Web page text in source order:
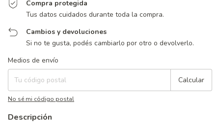
Compra protegida
Tus datos cuidados durante toda la compra.
Cambios y devoluciones
Si no te gusta, podés cambiarlo por otro o devolverlo.
Entregas para el CP:
Medios de envío
Calcular
No sé mi código postal
Descripción